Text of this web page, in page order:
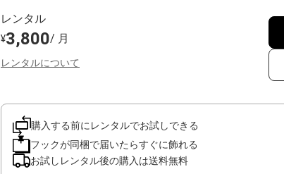
レンタル
¥3,800/ 月
レンタルについて
購入する前にレンタルでお試しできる
フックが同梱で届いたらすぐに飾れる
お試しレンタル後の購入は送料無料